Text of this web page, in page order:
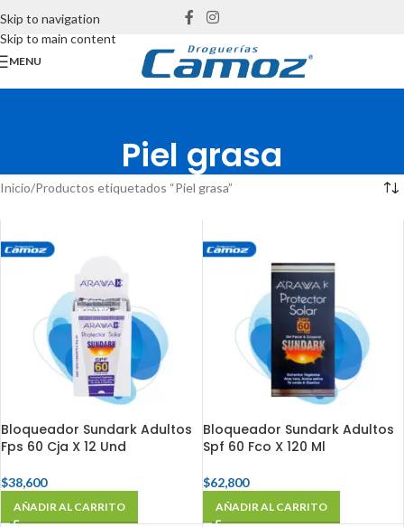
Skip to navigation
Skip to main content
MENU
Piel grasa
Inicio Productos etiquetados “Piel grasa”
Bloqueador Sundark Adultos
Fps 60 Cja X 12 Und
$38,600
AÑADIR AL CARRITO
Bloqueador Sundark Adultos
Spf 60 Fco X 120 Ml
$62,800
AÑADIR AL CARRITO